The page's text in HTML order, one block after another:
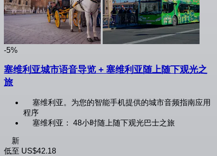
-5%
塞维利亚城市语音导览 + 塞维利亚随上随下观光之
旅
塞维利亚。为您的智能手机提供的城市音频指南应用
程序
塞维利亚： 48小时随上随下观光巴士之旅
新
低至 US$42.18